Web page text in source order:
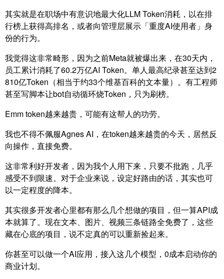
其实就是在职场中有意识地最大化LLM Token消耗，以在排
行榜上获得高排名，或者向管理层展示「重度AI使用者」身
份的行为。
我觉得这非常畸形，因为之前Meta就被爆出来，在30天内，
员工累计消耗了60.2万亿AI Token。单人最高纪录甚至达到2
810亿Token（相当于约33个维基百科的文本量）。有工程师
甚至写脚本让bot自动循环烧Token，只为刷榜。
Emm token越来越贵，可能有这帮人的功劳。
我也不得不佩服Agnes AI，在token越来越贵的今天，居然反
向操作，直接免费。
这非常利好开发者，因为我个人用下来，只要不批跑，几乎
感受不到限速。对于企业来说，设定好路由的话，其实也可
以一定程度的降本。
其实很多开发者心里都有那么几个想做的项目，但一算API成
本就算了。现在文本、图片、视频三条链路全免费了，这些
藏在心底的项目，说不定真的可以重新捡起来。
你甚至可以做一个AI应用，接入这几个模型，0成本启动你的
商业计划。